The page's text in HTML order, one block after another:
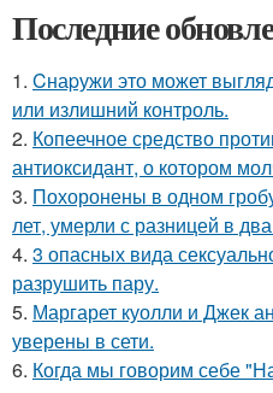
Последние
1. Cнаpужи это может
или излишний контроль.
2. Копеечное средство
антиоксидант, о котором
3. Похоронены в одном
лет, умерли с разницей в
4. 3 опасных вида
разрушить пару.
5. Маргарет куолли и Джек
уверены в сети.
6. Когда мы говорим себе